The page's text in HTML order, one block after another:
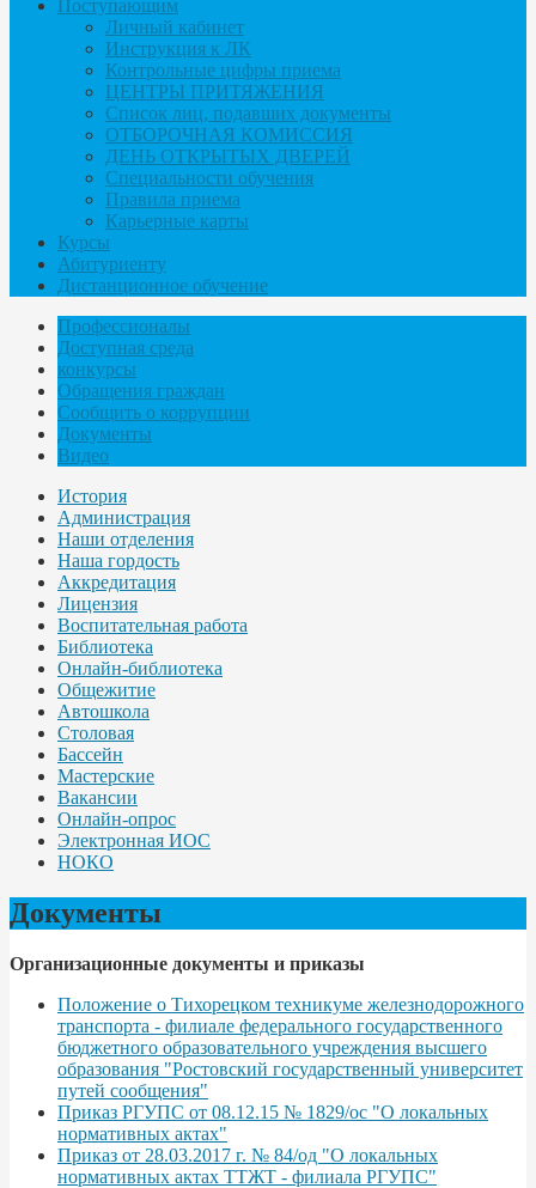
Поступающим
Личный кабинет
Инструкция к ЛК
Контрольные цифры приема
ЦЕНТРЫ ПРИТЯЖЕНИЯ
Список лиц, подавших документы
ОТБОРОЧНАЯ КОМИССИЯ
ДЕНЬ ОТКРЫТЫХ ДВЕРЕЙ
Специальности обучения
Правила приема
Карьерные карты
Курсы
Абитуриенту
Дистанционное обучение
Профессионалы
Доступная среда
конкурсы
Обращения граждан
Сообщить о коррупции
Документы
Видео
История
Администрация
Наши отделения
Наша гордость
Аккредитация
Лицензия
Воспитательная работа
Библиотека
Онлайн-библиотека
Общежитие
Автошкола
Столовая
Бассейн
Мастерские
Вакансии
Онлайн-опрос
Электронная ИОС
НОКО
Документы
Организационные документы и приказы
Положение о Тихорецком техникуме железнодорожного
транспорта - филиале федерального государственного
бюджетного образовательного учреждения высшего
образования "Ростовский государственный университет
путей сообщения"
Приказ РГУПС от 08.12.15 № 1829/ос "О локальных
нормативных актах"
Приказ от 28.03.2017 г. № 84/од "О локальных
нормативных актах ТТЖТ - филиала РГУПС"